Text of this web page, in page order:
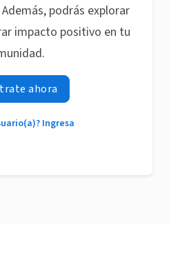
podrás explorar
impacto positivo en tu
ahora
Ingresa